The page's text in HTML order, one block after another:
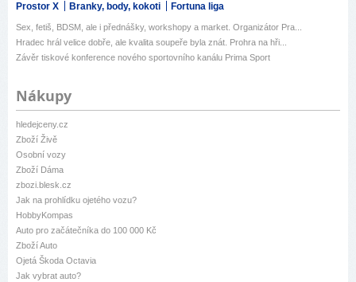
Prostor X Branky, body, kokoti Fortuna liga
Sex, fetiš, BDSM, ale i přednášky, workshopy a market. Organizátor Pra...
Hradec hrál velice dobře, ale kvalita soupeře byla znát. Prohra na hři...
Závěr tiskové konference nového sportovního kanálu Prima Sport
Nákupy
hledejceny.cz
Zboží Živě
Osobní vozy
Zboží Dáma
zbozi.blesk.cz
Jak na prohlídku ojetého vozu?
HobbyKompas
Auto pro začátečníka do 100 000 Kč
Zboží Auto
Ojetá Škoda Octavia
Jak vybrat auto?